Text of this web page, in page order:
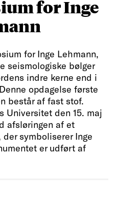
for Inge
for Inge Lehmann,
seismologiske bølger
indre kerne end i
opdagelse første
består af fast stof.
Universitet den 15. maj
afsløringen af et
symboliserer Inge
er udført af